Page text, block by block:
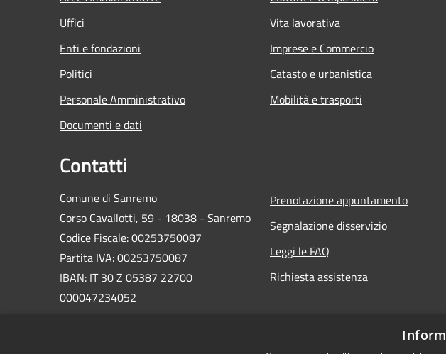
Uffici
Enti e fondazioni
Politici
Personale Amministrativo
Documenti e dati
Vita lavorativa
Imprese e Commercio
Catasto e urbanistica
Mobilità e trasporti
Contatti
Comune di Sanremo
Corso Cavallotti, 59 - 18038 - Sanremo
Codice Fiscale: 00253750087
Partita IVA: 00253750087
IBAN: IT 30 Z 05387 22700
000047234052
Prenotazione appuntamento
Segnalazione disservizio
Leggi le FAQ
Richiesta assistenza